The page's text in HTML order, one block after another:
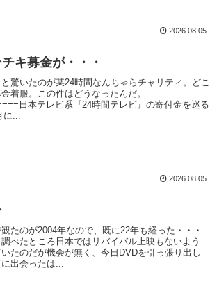
2026.08.05
キ募金が・・・
驚いたのが某24時間なんちゃらチャリティ。どこ
着服。この件はどうなったんだ。
日本テレビ系『24時間テレビ』の寄付金を巡る
...
2026.08.05
たのが2004年なので、既に22年も経った・・・
べたところ日本ではリバイバル上映もないよう
たのだが機会が無く、今日DVDを引っ張り出し
出会ったは...